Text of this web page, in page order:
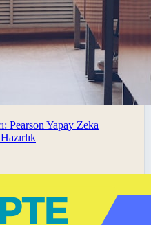
Pearson Yapay Zeka